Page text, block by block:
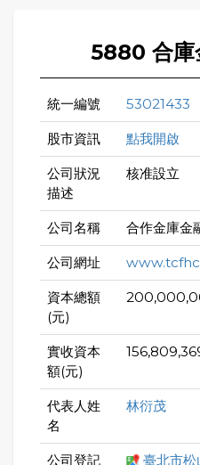
5880 合庫
統一編號 53021433
股市資訊 點我開啟
公司狀況
描述
核准設立
公司名稱 合作金庫金
公司網址
資本總額
(元)
實收資本
額(元)
代表人姓
名
林衍茂
公司登記
臺北市